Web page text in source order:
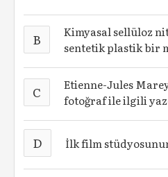
B
Kimyasal sellüloz
sentetik plastik bir
C
Etienne-Jules
fotoğraf ile ilgili
D İlk film